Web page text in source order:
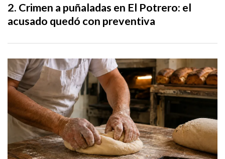
Crimen a puñaladas en El Potrero: el
acusado quedó con preventiva